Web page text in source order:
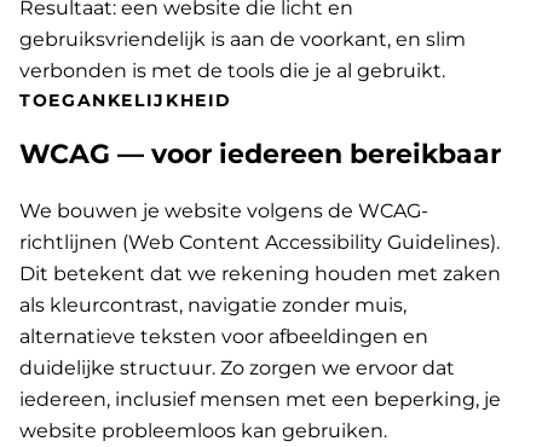
Resultaat: een website die licht en
gebruiksvriendelijk is aan de voorkant, en slim
verbonden is met de tools die je al gebruikt.
TOEGANKELIJKHEID
WCAG — voor iedereen bereikbaar
We bouwen je website volgens de WCAG-
richtlijnen (Web Content Accessibility Guidelines).
Dit betekent dat we rekening houden met zaken
als kleurcontrast, navigatie zonder muis,
alternatieve teksten voor afbeeldingen en
duidelijke structuur. Zo zorgen we ervoor dat
iedereen, inclusief mensen met een beperking, je
website probleemloos kan gebruiken.